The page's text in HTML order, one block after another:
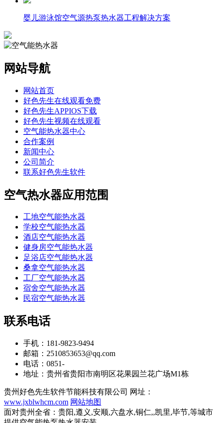
婴儿游泳馆空气源热泵热水器工程解决方案
网站导航
网站首页
好色先生在线观看免费
好色先生APPIOS下载
好色先生视频在线观看
空气能热水器中心
合作案例
新闻中心
公司简介
联系好色先生软件
空气热水器应用范围
工地空气能热水器
学校空气能热水器
酒店空气能热水器
健身房空气能热水器
足浴店空气能热水器
桑拿空气能热水器
工厂空气能热水器
宿舍空气能热水器
民宿空气能热水器
联系电话
手机：181-9823-9494
邮箱：2510853653@qq.com
电话：0851-
地址：贵州省贵阳市南明区花果园兰花广场M1栋
贵州好色先生软件节能科技有限公司 网址：
www.jxblwhcm.com 网站地图
面对贵州全省：贵阳,遵义,安顺,六盘水,铜仁,,凯里,毕节,等城市